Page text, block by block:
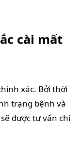
cài mất
xác. Bởi thời
trạng bệnh và
được tư vấn chi